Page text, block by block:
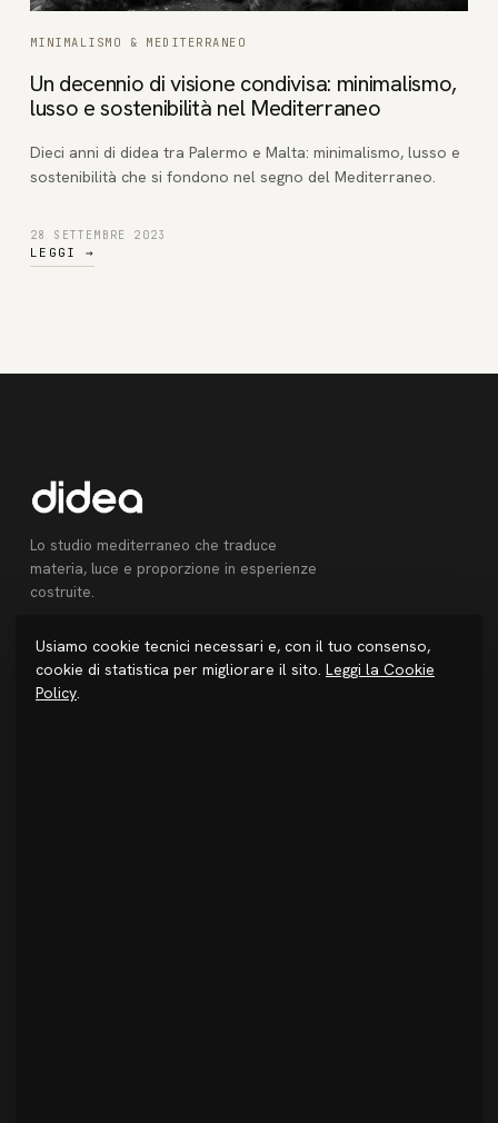
MINIMALISMO & MEDITERRANEO
Un decennio di visione condivisa: minimalismo,
lusso e sostenibilità nel Mediterraneo
Dieci anni di didea tra Palermo e Malta: minimalismo, lusso e
sostenibilità che si fondono nel segno del Mediterraneo.
28 SETTEMBRE 2023
LEGGI →
Lo studio mediterraneo che traduce
materia, luce e proporzione in esperienze
costruite.
STUDIO
Chi siamo
Usiamo cookie tecnici necessari e, con il tuo consenso,
cookie di statistica per migliorare il sito. Leggi la Cookie
Policy.